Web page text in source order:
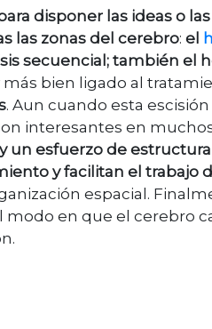
disponer las ideas o
las zonas del cerebro: el
secuencial; también el
bien ligado al
. Aun cuando esta
interesantes en
un esfuerzo de
y facilitan el trabajo
espacial.
en que el cerebro